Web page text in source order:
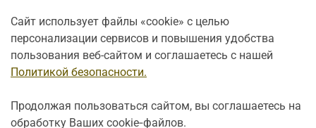
Время работы:
Пн-Сб: c 10:00 - 20:00
Вс: с 12:00 - 19:00
Сайт использует файлы «cookie» с целью
персонализации сервисов и повышения удобства
пользования веб-сайтом и соглашаетесь с нашей
Политикой безопасности.
Продолжая пользоваться сайтом, вы соглашаетесь на
обработку Ваших cookie‑файлов.